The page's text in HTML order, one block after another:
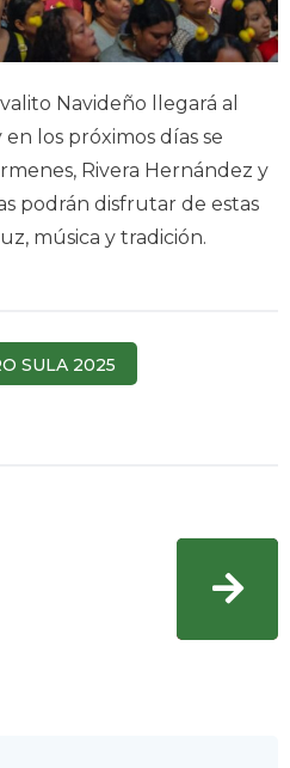
Navideño llegará al
los próximos días se
Rivera Hernández y
podrán disfrutar de estas
música y tradición.
SULA 2025